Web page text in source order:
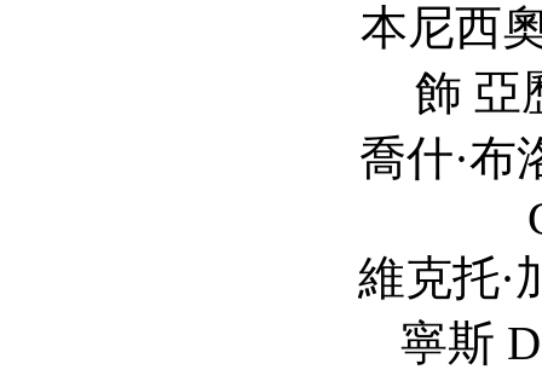
本尼西奧·德爾
飾 亞
喬什·布洛林
維克托·加柏
寧斯